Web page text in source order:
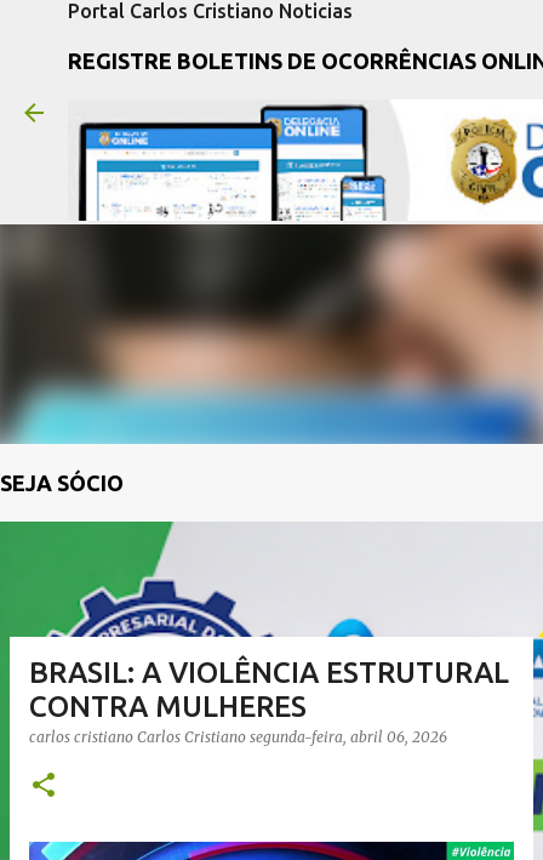
Portal Carlos Cristiano Noticias
REGISTRE BOLETINS DE OCORRÊNCIAS
SEJA SÓCIO
BRASIL: A VIOLÊNCIA ESTRUTURAL
CONTRA MULHERES
carlos cristiano Carlos Cristiano segunda-feira, abril 06, 2026